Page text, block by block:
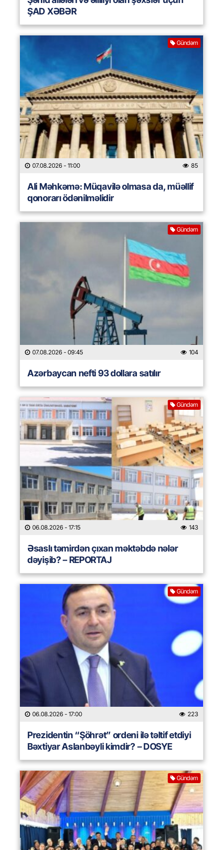
ŞAD XƏBƏR
Gündəm
07.08.2026 - 11:00 85
Ali Məhkəmə: Müqavilə olmasa da, müəllif
qonorarı ödənilməlidir
Gündəm
07.08.2026 - 09:45 104
Azərbaycan nefti 93 dollara satılır
Gündəm
06.08.2026 - 17:15 143
Əsaslı təmirdən çıxan məktəbdə nələr
dəyişib? – REPORTAJ
Gündəm
06.08.2026 - 17:00 223
Prezidentin “Şöhrət” ordeni ilə təltif etdiyi
Bəxtiyar Aslanbəyli kimdir? – DOSYE
Gündəm